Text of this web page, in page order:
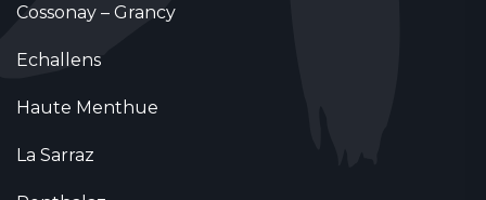
Cossonay – Grancy
Echallens
Haute Menthue
La Sarraz